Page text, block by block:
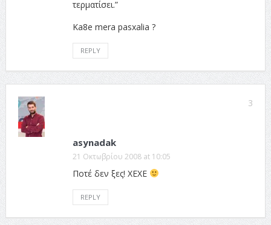
τερματίσει.”
Ka8e mera pasxalia ?
REPLY
3
asynadak
21 Οκτωβρίου 2008 at 10:05
Ποτέ δεν ξες! ΧΕΧΕ
REPLY